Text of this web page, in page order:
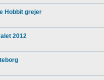
Hobbit grejer
2012